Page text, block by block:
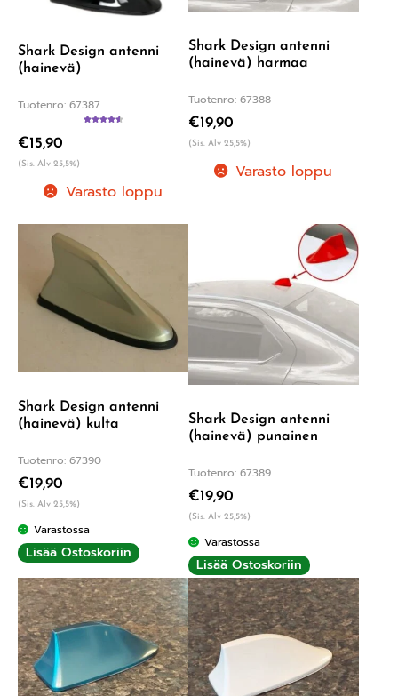
Shark Design antenni
(hainevä)
Tuotenro: 67387
€15,90
(Sis. Alv 25,5%)
Varasto loppu
Shark Design antenni
(hainevä) harmaa
Tuotenro: 67388
€19,90
(Sis. Alv 25,5%)
Varasto loppu
Shark Design antenni
(hainevä) kulta
Tuotenro: 67390
€19,90
(Sis. Alv 25,5%)
Varastossa
Lisää Ostoskoriin
Shark Design antenni
(hainevä) punainen
Tuotenro: 67389
€19,90
(Sis. Alv 25,5%)
Varastossa
Lisää Ostoskoriin